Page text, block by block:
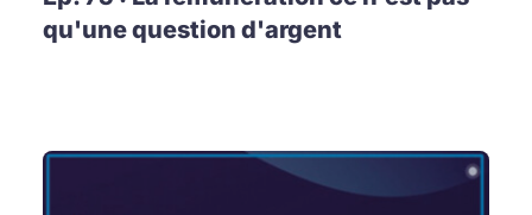
qu'une question d'argent